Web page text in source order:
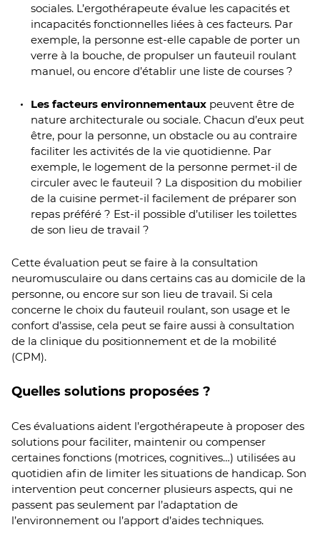
sociales. L’ergothérapeute évalue les capacités et
incapacités fonctionnelles liées à ces facteurs. Par
exemple, la personne est-elle capable de porter un
verre à la bouche, de propulser un fauteuil roulant
manuel, ou encore d’établir une liste de courses ?
Les facteurs environnementaux peuvent être de
nature architecturale ou sociale. Chacun d’eux peut
être, pour la personne, un obstacle ou au contraire
faciliter les activités de la vie quotidienne. Par
exemple, le logement de la personne permet-il de
circuler avec le fauteuil ? La disposition du mobilier
de la cuisine permet-il facilement de préparer son
repas préféré ? Est-il possible d’utiliser les toilettes
de son lieu de travail ?
Cette évaluation peut se faire à la consultation
neuromusculaire ou dans certains cas au domicile de la
personne, ou encore sur son lieu de travail. Si cela
concerne le choix du fauteuil roulant, son usage et le
confort d’assise, cela peut se faire aussi à consultation
de la clinique du positionnement et de la mobilité
(CPM).
Quelles solutions proposées ?
Ces évaluations aident l’ergothérapeute à proposer des
solutions pour faciliter, maintenir ou compenser
certaines fonctions (motrices, cognitives…) utilisées au
quotidien afin de limiter les situations de handicap. Son
intervention peut concerner plusieurs aspects, qui ne
passent pas seulement par l’adaptation de
l’environnement ou l’apport d’aides techniques.